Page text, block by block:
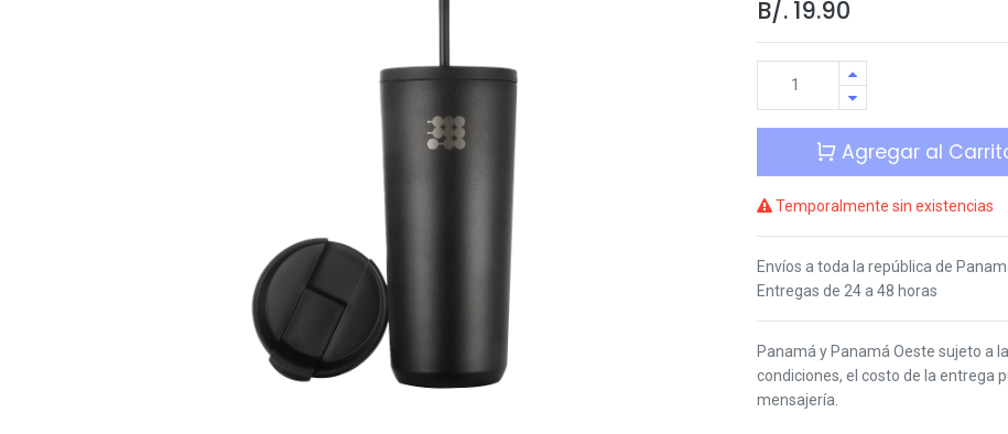
B/. 19.90
Agregar al
Temporalmente sin existencias
Envíos a toda la república de
Entregas de 24 a 48 horas
Panamá y Panamá Oeste sujeto a
condiciones, el costo de la entrega
mensajería.